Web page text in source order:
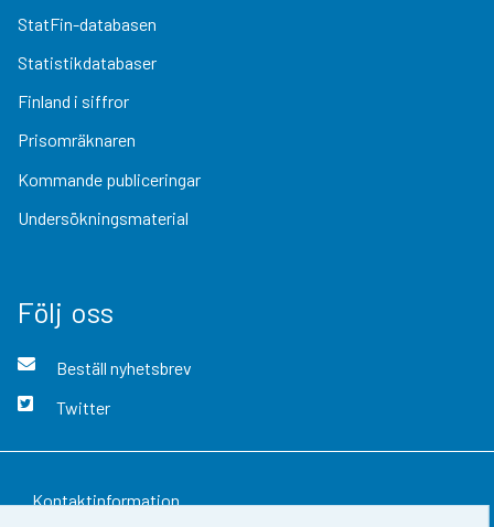
StatFin-databasen
Statistikdatabaser
Finland i siffror
Prisomräknaren
Kommande publiceringar
Undersökningsmaterial
Följ oss
Beställ nyhetsbrev
Twitter
Kontaktinformation